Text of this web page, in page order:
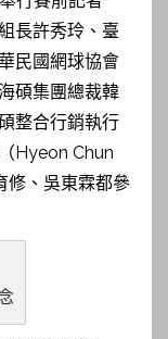
長許秀玲、臺
民國網球協會
碩集團總裁韓
整合行銷執行
Hyeon Chun
修、吳東霖都參